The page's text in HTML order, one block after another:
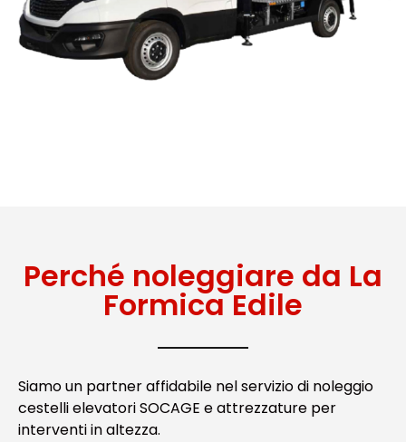
Perché noleggiare da La
Formica Edile
Siamo un partner affidabile nel servizio di noleggio
cestelli elevatori SOCAGE e attrezzature per
interventi in altezza.